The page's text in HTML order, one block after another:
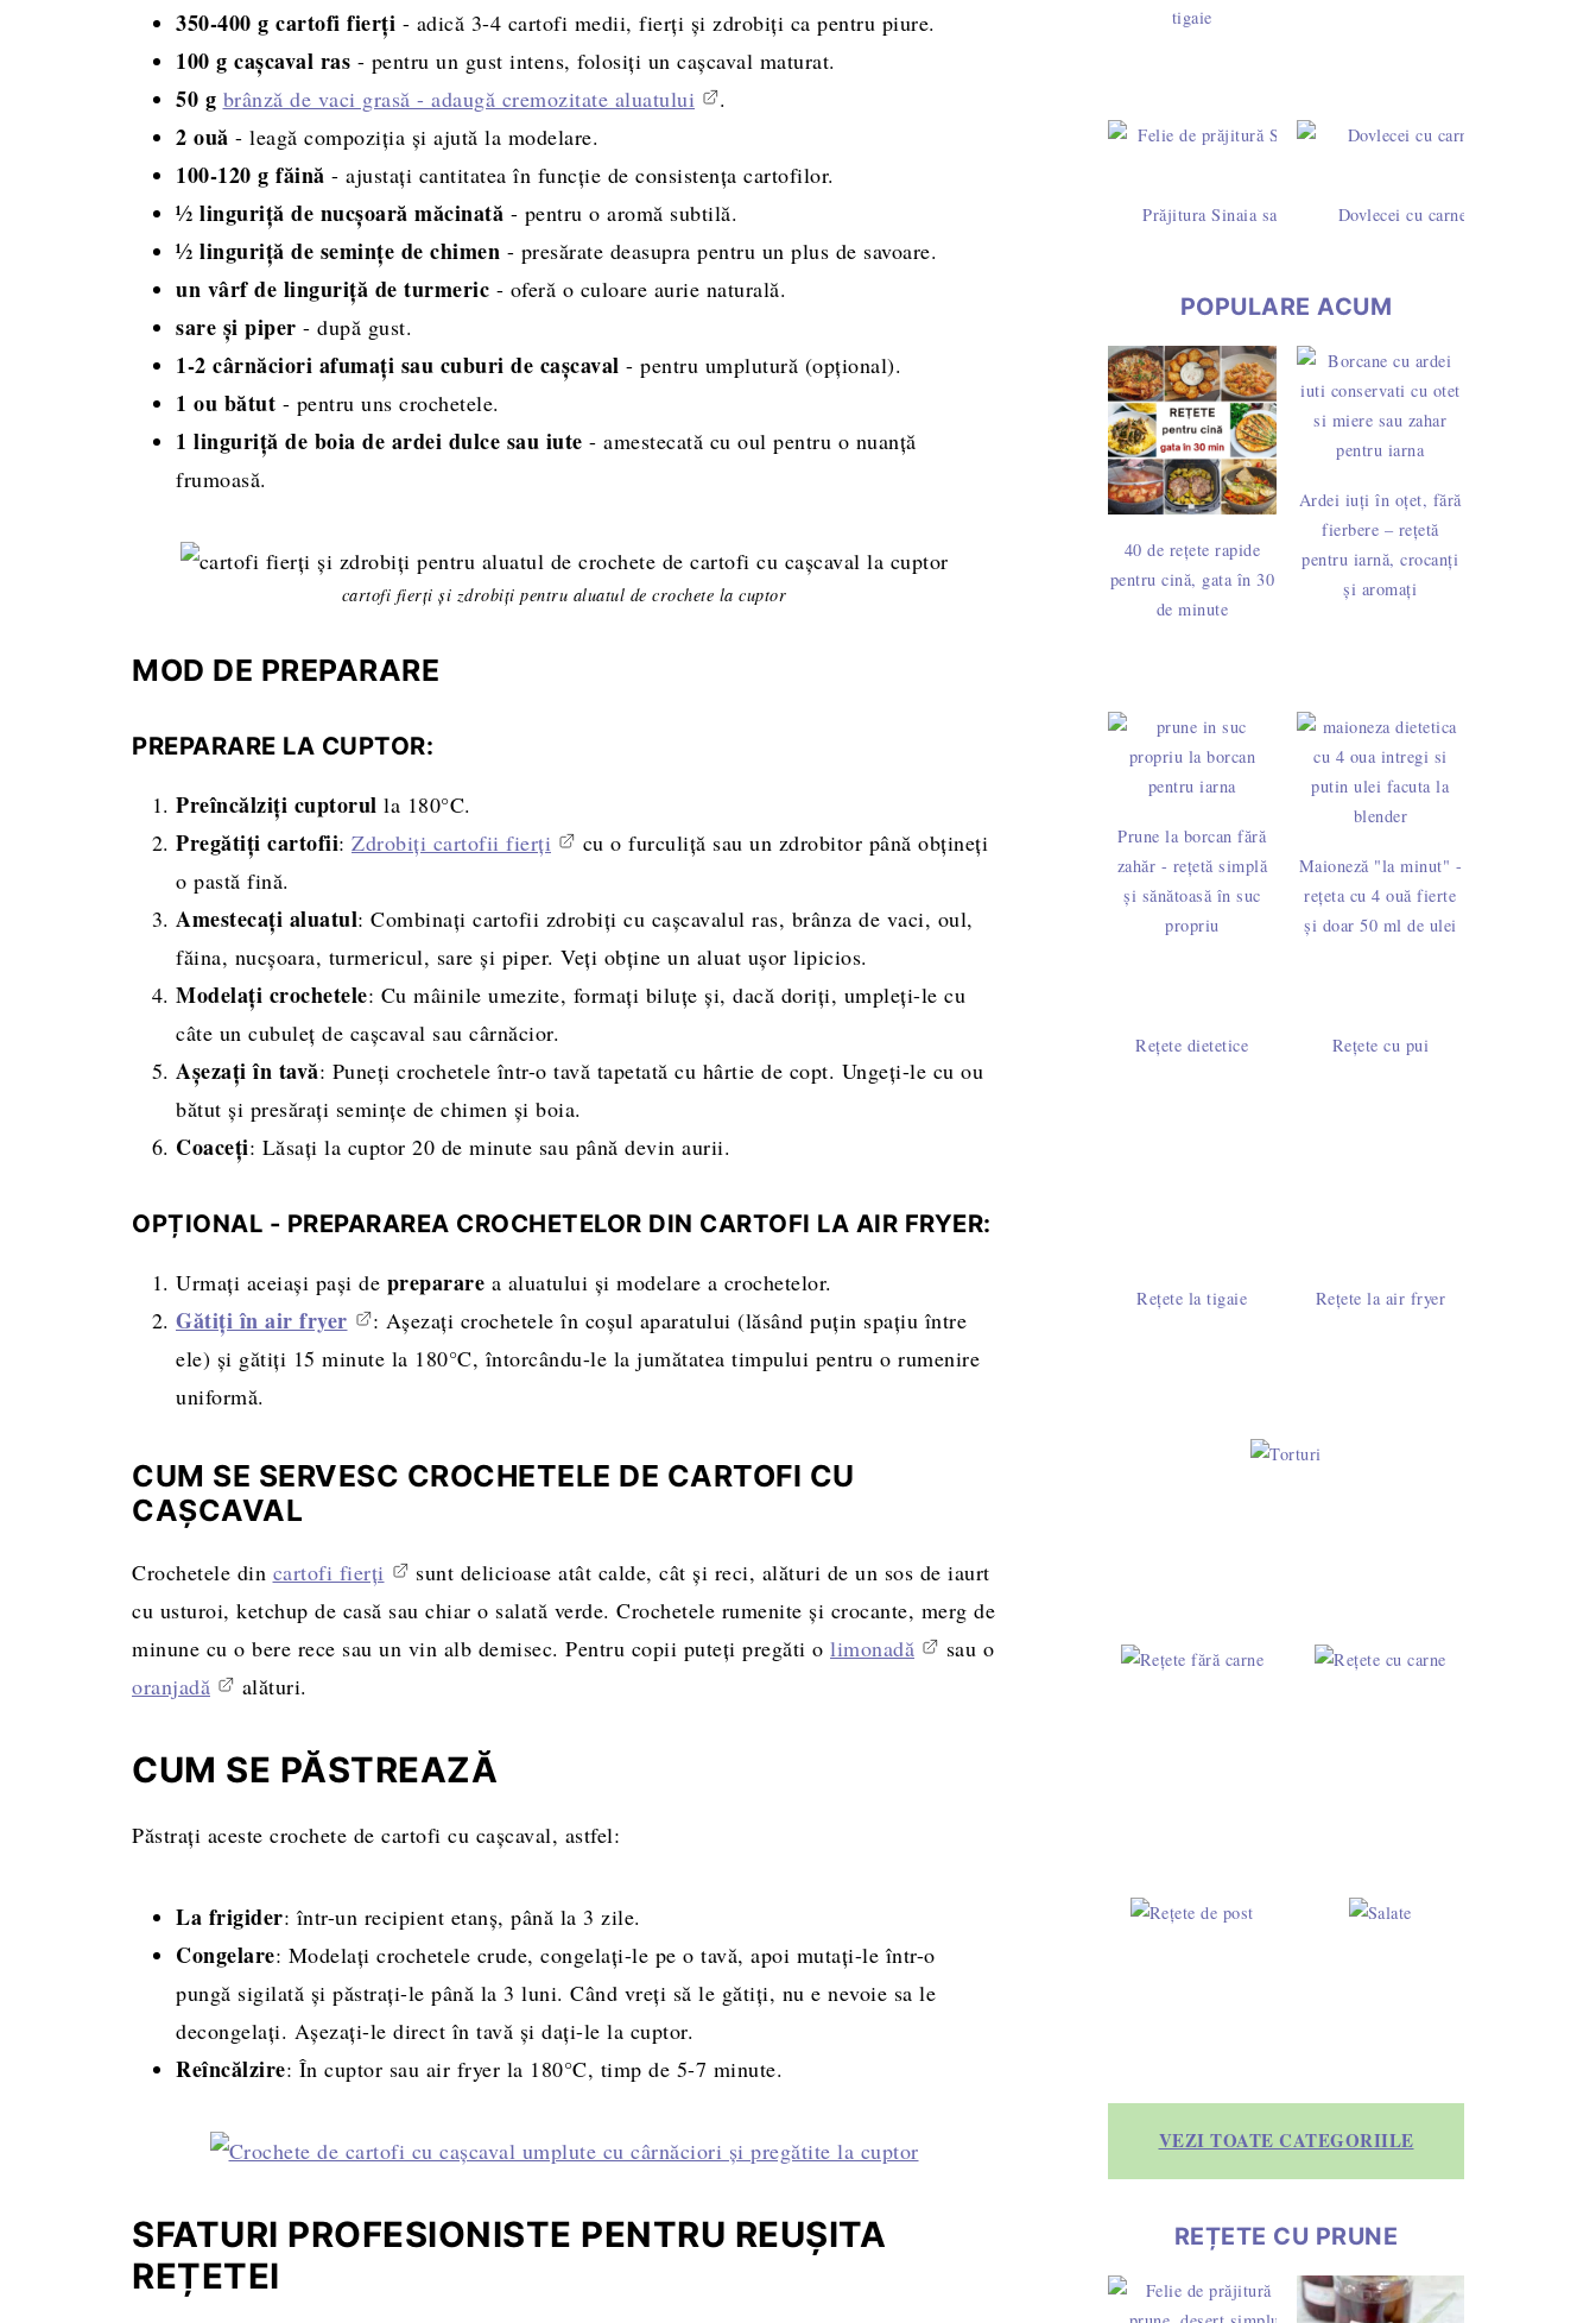
350-400 g cartofi fierți - adică 3-4 cartofi medii, fierți și zdrobiți ca pentru piure.
100 g cașcaval ras - pentru un gust intens, folosiți un cașcaval maturat.
50 g brânză de vaci grasă - adaugă cremozitate aluatului .
2 ouă - leagă compoziția și ajută la modelare.
100-120 g făină - ajustați cantitatea în funcție de consistența cartofilor.
½ linguriță de nucșoară măcinată - pentru o aromă subtilă.
½ linguriță de semințe de chimen - presărate deasupra pentru un plus de savoare.
un vârf de linguriță de turmeric - oferă o culoare aurie naturală.
sare și piper - după gust.
1-2 cârnăciori afumați sau cuburi de cașcaval - pentru umplutură (opțional).
1 ou bătut - pentru uns crochetele.
1 linguriță de boia de ardei dulce sau iute - amestecată cu oul pentru o nuanță
frumoasă.
cartofi fierți și zdrobiți pentru aluatul de crochete la cuptor
MOD DE PREPARARE
PREPARARE LA CUPTOR:
Preîncălziți cuptorul la 180°C.
Pregătiți cartofii: Zdrobiți cartofii fierți
cu o furculiță sau un zdrobitor până obțineți
o pastă fină.
Amestecați aluatul: Combinați cartofii zdrobiți cu cașcavalul ras, brânza de vaci, oul,
făina, nucșoara, turmericul, sare și piper. Veți obține un aluat ușor lipicios.
Modelați crochetele: Cu mâinile umezite, formați biluțe și, dacă doriți, umpleți-le cu
câte un cubuleț de cașcaval sau cârnăcior.
Așezați în tavă: Puneți crochetele într-o tavă tapetată cu hârtie de copt. Ungeți-le cu ou
bătut și presărați semințe de chimen și boia.
Coaceți: Lăsați la cuptor 20 de minute sau până devin aurii.
OPȚIONAL - PREPARAREA CROCHETELOR DIN CARTOFI LA AIR FRYER:
Urmați aceiași pași de preparare a aluatului și modelare a crochetelor.
Gătiți în air fryer
: Așezați crochetele în coșul aparatului (lăsând puțin spațiu între
ele) și gătiți 15 minute la 180°C, întorcându-le la jumătatea timpului pentru o rumenire
uniformă.
CUM SE SERVESC CROCHETELE DE CARTOFI CU
CAŞCAVAL
Crochetele din cartofi fierți
sunt delicioase atât calde, cât și reci, alături de un sos de iaurt
cu usturoi, ketchup de casă sau chiar o salată verde. Crochetele rumenite și crocante, merg de
minune cu o bere rece sau un vin alb demisec. Pentru copii puteți pregăti o limonadă
sau o
oranjadă
alături.
CUM SE PĂSTREAZĂ
Păstrați aceste crochete de cartofi cu cașcaval, astfel:
La frigider: într-un recipient etanș, până la 3 zile.
Congelare: Modelați crochetele crude, congelați-le pe o tavă, apoi mutați-le într-o
pungă sigilată și păstrați-le până la 3 luni. Când vreți să le gătiți, nu e nevoie sa le
decongelați. Așezați-le direct în tavă și dați-le la cuptor.
Reîncălzire: În cuptor sau air fryer la 180°C, timp de 5-7 minute.
SFATURI PROFESIONISTE PENTRU REUȘITA
REȚETEI
tigaie
Prăjitura Sinaia sau Dunăreana cu pandișpan însiropat și
Dovlecei cu carne tocată de pui
POPULARE ACUM
40 de rețete rapide
pentru cină, gata în 30
de minute
Ardei iuți în oțet, fără
fierbere – rețetă
pentru iarnă, crocanți
și aromați
Prune la borcan fără
zahăr - rețetă simplă
și sănătoasă în suc
propriu
Maioneză "la minut" -
rețeta cu 4 ouă fierte
și doar 50 ml de ulei
Rețete dietetice Rețete cu pui
Rețete la tigaie Rețete la air fryer
VEZI TOATE CATEGORIILE
REȚETE CU PRUNE